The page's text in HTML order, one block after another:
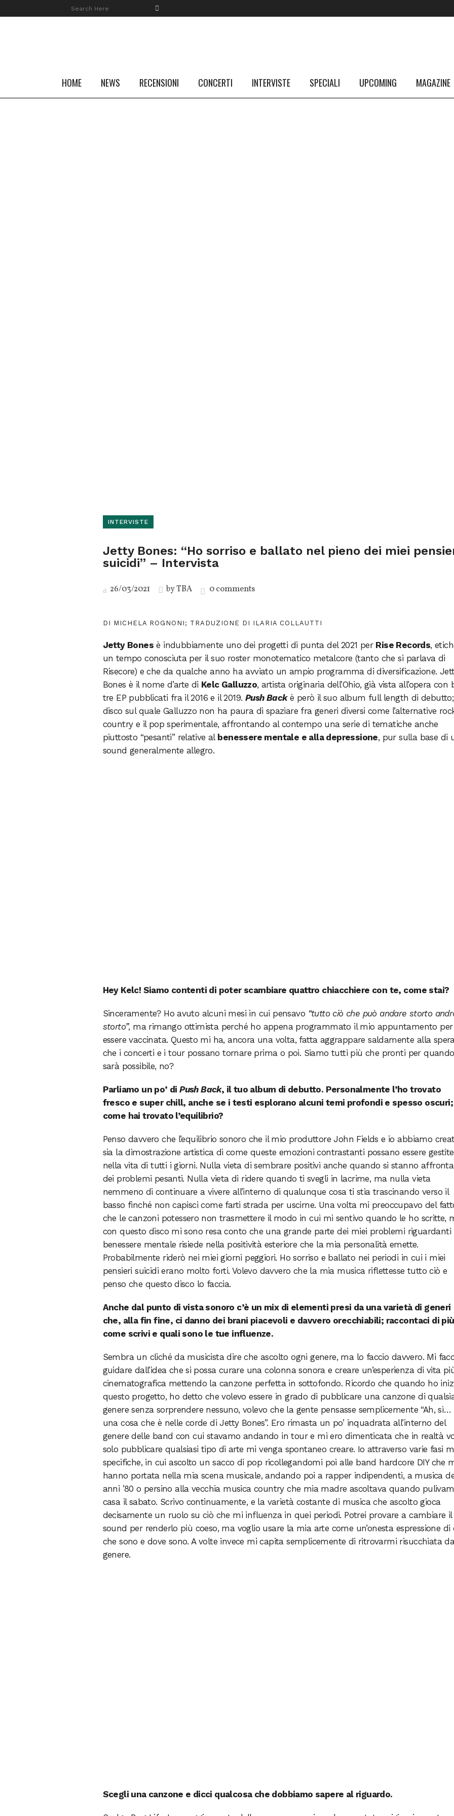
HOME NEWS RECENSIONI CONCERTI INTERVISTE SPECIALI UPCOMING MAGAZINE
INTERVISTE
Jetty Bones: “Ho sorriso e ballato nel pieno dei miei
suicidi” – Intervista
26/03/2021 byTBA 0 comments
DI MICHELA ROGNONI; TRADUZIONE DI ILARIA COLLAUTTI
Jetty Bonesè indubbiamente uno dei progetti di punta del 2021 per Rise Records,
un tempo conosciuta per il suo roster monotematico metalcore (tanto che si parlava di
Risecore) e che da qualche anno ha avviato un ampio programma di diversificazione.
Bones è il nome d’arte di Kelc Galluzzo, artista originaria dell’Ohio, già vista all’opera con
tre EP pubblicati fra il 2016 e il 2019. Push Backè però il suo album full length di
disco sul quale Galluzzo non ha paura di spaziare fra generi diversi come l’alternative
country e il pop sperimentale, affrontando al contempo una serie di tematiche anche
piuttosto “pesanti” relative al benessere mentale e alla depressione, pur sulla base di
sound generalmente allegro.
Hey Kelc! Siamo contenti di poter scambiare quattro chiacchiere con te, come stai?
Sinceramente? Ho avuto alcuni mesi in cui pensavo “tutto ciò che può andare storto
storto”, ma rimango ottimista perché ho appena programmato il mio appuntamento per
essere vaccinata. Questo mi ha, ancora una volta, fatta aggrappare saldamente alla
che i concerti e i tour possano tornare prima o poi. Siamo tutti più che pronti per quando
sarà possibile, no?
Parliamo un po’ diPush Back, il tuo album di debutto. Personalmente l’ho trovato
fresco e super chill, anche se i testi esplorano alcuni temi profondi e spesso oscuri;
come hai trovato l’equilibrio?
Penso davvero che l’equilibrio sonoro che il mio produttore John Fields e io abbiamo
sia la dimostrazione artistica di come queste emozioni contrastanti possano essere gestite
nella vita di tutti i giorni. Nulla vieta di sembrare positivi anche quando si stanno
dei problemi pesanti. Nulla vieta di ridere quando ti svegli in lacrime, ma nulla vieta
nemmeno di continuare a vivere all’interno di qualunque cosa ti stia trascinando verso il
basso finché non capisci come farti strada per uscirne. Una volta mi preoccupavo del
che le canzoni potessero non trasmettere il modo in cui mi sentivo quando le ho scritte,
con questo disco mi sono resa conto che una grande parte dei miei problemi riguardanti
benessere mentale risiede nella positività esteriore che la mia personalità emette.
Probabilmente riderò nei miei giorni peggiori. Ho sorriso e ballato nei periodi in cui i miei
pensieri suicidi erano molto forti. Volevo davvero che la mia musica riflettesse tutto ciò e
penso che questo disco lo faccia.
Anche dal punto di vista sonoro c’è un mix di elementi presi da una varietà di generi
che, alla fin fine, ci danno dei brani piacevoli e davvero orecchiabili; raccontaci di
come scrivi e quali sono le tue influenze.
Sembra un cliché da musicista dire che ascolto ogni genere, ma lo faccio davvero. Mi
guidare dall’idea che si possa curare una colonna sonora e creare un’esperienza di vita
cinematografica mettendo la canzone perfetta in sottofondo. Ricordo che quando ho
questo progetto, ho detto che volevo essere in grado di pubblicare una canzone di
genere senza sorprendere nessuno, volevo che la gente pensasse semplicemente “Ah, sì…
una cosa che è nelle corde di Jetty Bones”. Ero rimasta un po’ inquadrata all’interno del
genere delle band con cui stavamo andando in tour e mi ero dimenticata che in realtà
solo pubblicare qualsiasi tipo di arte mi venga spontaneo creare. Io attraverso varie fasi
specifiche, in cui ascolto un sacco di pop ricollegandomi poi alle band hardcore DIY che
hanno portata nella mia scena musicale, andando poi a rapper indipendenti, a musica
anni ’80 o persino alla vecchia musica country che mia madre ascoltava quando
casa il sabato. Scrivo continuamente, e la varietà costante di musica che ascolto gioca
decisamente un ruolo su ciò che mi influenza in quei periodi. Potrei provare a cambiare il
sound per renderlo più coeso, ma voglio usare la mia arte come un’onesta espressione di
che sono e dove sono. A volte invece mi capita semplicemente di ritrovarmi risucchiata
genere.
Scegli una canzone e dicci qualcosa che dobbiamo sapere al riguardo.